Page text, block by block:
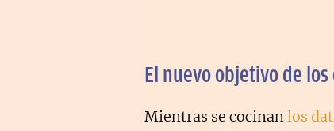
El nuevo objetivo de los
Mientras se cocinanlos